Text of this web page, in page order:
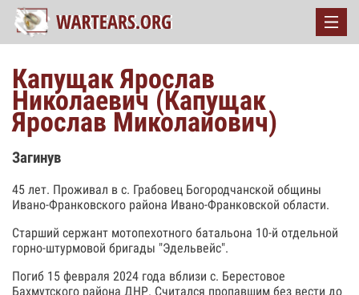
Капущак Ярослав
Николаевич (Капущак
Ярослав Миколайович)
Загинув
45 лет. Проживал в с. Грабовец Богородчанской общины
Ивано-Франковского района Ивано-Франковской области.
Старший сержант мотопехотного батальона 10-й отдельной
горно-штурмовой бригады "Эдельвейс".
Погиб 15 февраля 2024 года вблизи с. Берестовое
Бахмутского района ДНР. Считался пропавшим без вести до